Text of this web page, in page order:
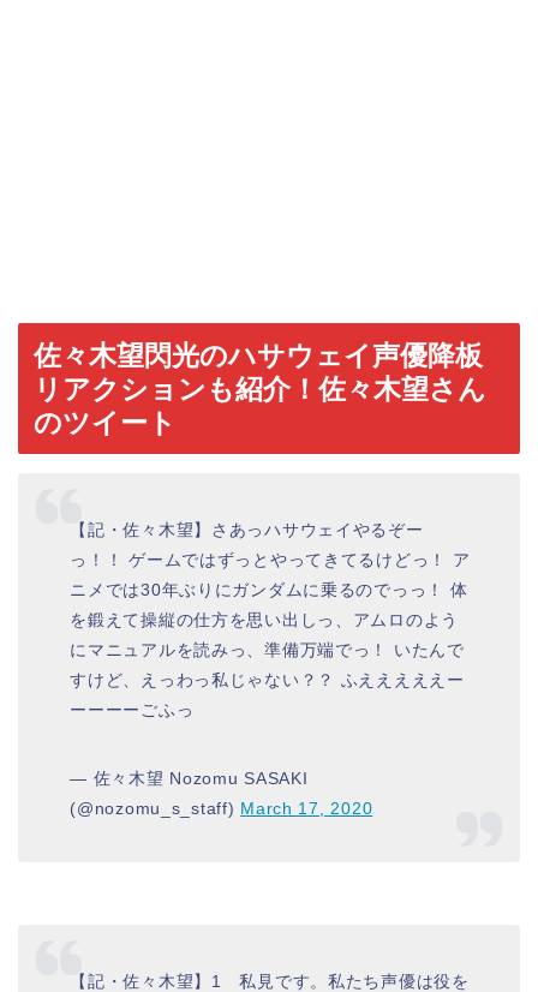
佐々木望閃光のハサウェイ声優降板
リアクションも紹介！佐々木望さん
のツイート
【記・佐々木望】さあっハサウェイやるぞー
っ！！ ゲームではずっとやってきてるけどっ！ ア
ニメでは30年ぶりにガンダムに乗るのでっっ！ 体
を鍛えて操縦の仕方を思い出しっ、アムロのよう
にマニュアルを読みっ、準備万端でっ！ いたんで
すけど、えっわっ私じゃない？？ ふえええええー
ーーーーごふっ
— 佐々木望 Nozomu SASAKI
(@nozomu_s_staff) March 17, 2020
【記・佐々木望】1 私見です。私たち声優は役を